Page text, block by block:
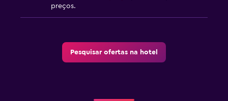
preços.
Pesquisar ofertas na hotel